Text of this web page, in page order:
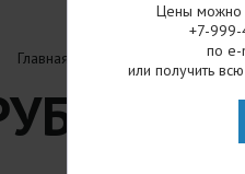
Главная Каталог товаров
Цены можно
+7-
по
или получить